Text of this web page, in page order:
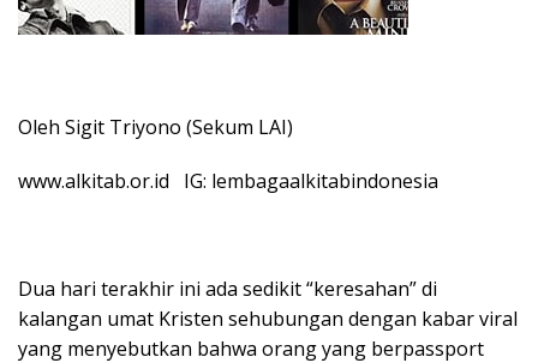
Oleh Sigit Triyono (Sekum LAI)
www.alkitab.or.id IG: lembagaalkitabindonesia
Dua hari terakhir ini ada sedikit “keresahan” di
kalangan umat Kristen sehubungan dengan kabar viral
yang menyebutkan bahwa orang yang berpassport